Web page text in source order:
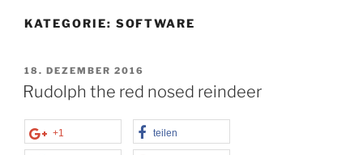
KATEGORIE: SOFTWARE
VERÖFFENTLICHT
AM
18. DEZEMBER 2016
Rudolph the red nosed reindeer
+1 teilen